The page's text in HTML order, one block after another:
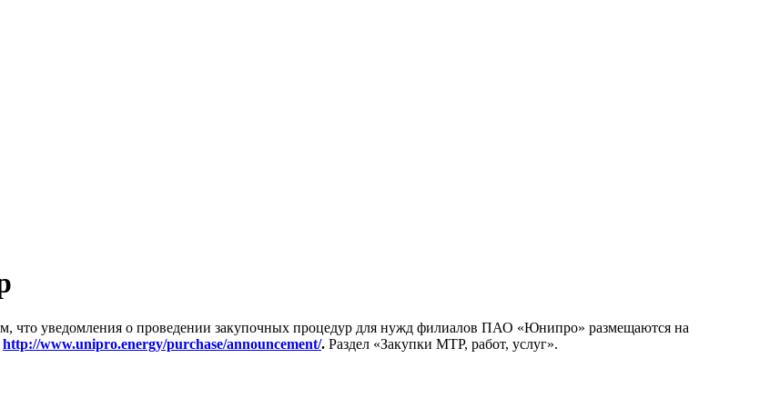
что уведомления о проведении закупочных процедур для нужд филиалов ПАО «Юнипро» размещаются на
http://www.unipro.energy/purchase/announcement/. Раздел «Закупки МТР, работ, услуг».